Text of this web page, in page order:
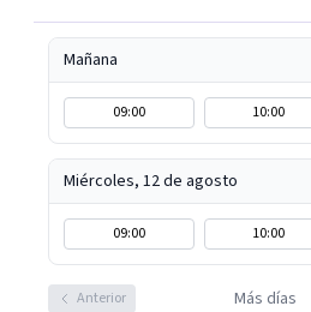
Mañana
09:00 10:00
Miércoles, 12 de agosto
09:00 10:00
Anterior Más días